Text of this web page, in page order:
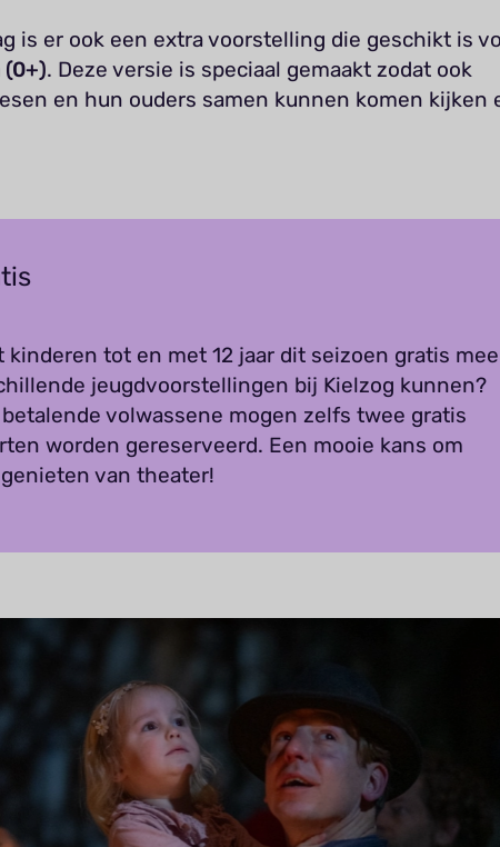
is er ook een extra voorstelling die geschikt is
. Deze versie is speciaal gemaakt zodat ook
en hun ouders samen kunnen komen kijken
kinderen tot en met 12 jaar dit seizoen gratis mee
jeugdvoorstellingen bij Kielzog kunnen?
volwassene mogen zelfs twee gratis
worden gereserveerd. Een mooie kans om
van theater!